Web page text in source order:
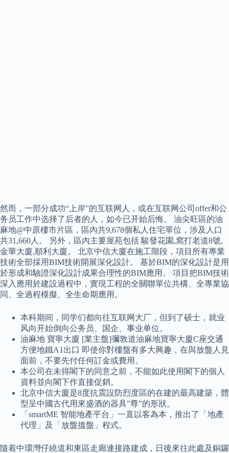
然而，一部分成功“上岸”的互联网人，或在互联网公司offer和公
务员工作中选择了后者的人，如今已开始后悔。 油尖旺區的油
麻地@中原樓市片區，區內共9,678個私人住宅單位，涉及人口
共31,660人。 另外，區內主要屋苑包括 駿發花園,窩打老道8號,
金華大廈,順利大廈。 北京中信大廈在施工階段，項目所有專業
技術全部採用BIM技術開展深化設計。 基於BIM的深化設計是用
於形成和驗證深化設計成果合理性的BIM應用。 項目把BIM技術
深入應用於建設過程中，實現工程的全關聯單位共構、全專業協
同、全過程模擬、全生命期應用。
本科期间，同学们都向往互联网大厂，但到了硕士，就业
风向开始倒向公务员、国企、事业单位。
油麻地 寶寧大廈 [業主盤]彌敦道油麻地寶寧大廈C座交通
方便地鐵A1出口 即使你對樓盤有多大興趣，在與放盤人見
面前，不要先付任何訂金或費用。
本公司在未得閣下的同意之前，不能如此使用閣下的個人
資料並向閣下作直接促銷。
北京中信大廈是8度抗震設防烈度區的在建的最高建築，體
型呈中國古代用來盛酒的器具”尊”的形狀。
「smartME 智能地產平台」一直以客為本，推出了「地產
代理」及「放盤搵盤」程式。
隨着中環灣仔繞道和東區走廊連接路建成，日後來往此處及銅鑼